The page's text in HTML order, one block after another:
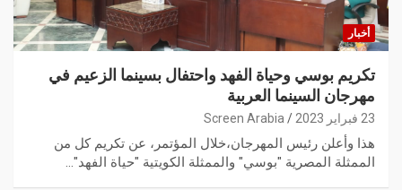
أخبار
تكريم بوسي وحياة الفهد واحتفال بسينما الزعيم في
مهرجان السينما العربية
23 فبراير 2023 Screen Arabia
هذا وأعلن رئيس المهرجان،خلال المؤتمر، عن تكريم كل من
الممثلة المصرية "بوسي" والممثلة الكويتية "حياة الفهد"…